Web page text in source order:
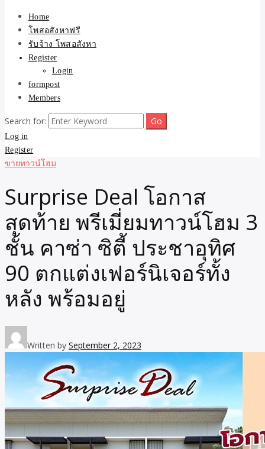
Home
โพสอสังหาฟรี
รับจ้าง โพสอสังหา
Register
Login
formpost
Members
Search for:
Log in
Register
ขายทาวน์โฮม
Surprise Deal โอกาส
สุดท้าย พรีเมี่ยมทาวน์โฮม 3
ชั้น คาซ่า ซิตี้ ประชาอุทิศ
90 ตกแต่งเฟอร์นิเจอร์ทั้ง
หลัง พร้อมอยู่
Written by September 2, 2023